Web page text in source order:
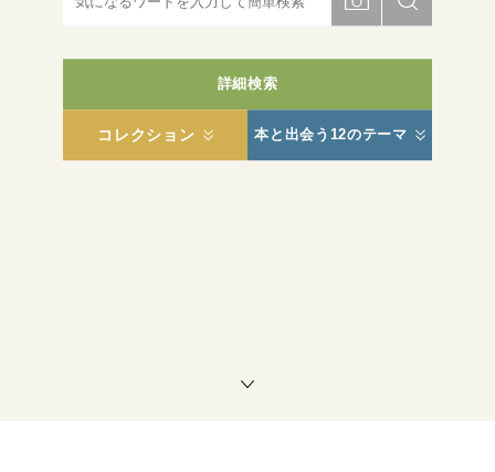
詳細検索
コレクション 本と出会う12のテーマ